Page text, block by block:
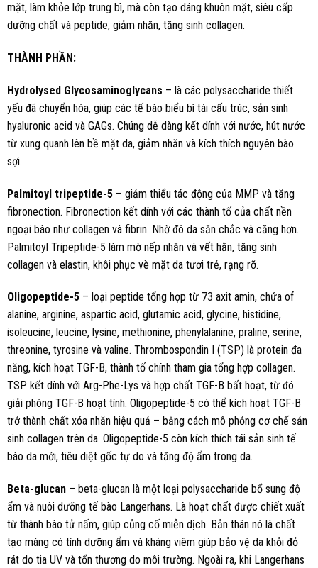
mặt, làm khỏe lớp trung bì, mà còn tạo dáng khuôn mặt, siêu cấp
dưỡng chất và peptide, giảm nhăn, tăng sinh collagen.
THÀNH PHẦN:
Hydrolysed Glycosaminoglycans – là các polysaccharide thiết
yếu đã chuyển hóa, giúp các tế bào biểu bì tái cấu trúc, sản sinh
hyaluronic acid và GAGs. Chúng dễ dàng kết dính với nước, hút nước
từ xung quanh lên bề mặt da, giảm nhăn và kích thích nguyên bào
sợi.
Palmitoyl tripeptide-5 – giảm thiểu tác động của MMP và tăng
fibronection. Fibronection kết dính với các thành tố của chất nền
ngoại bào như collagen và fibrin. Nhờ đó da săn chắc và căng hơn.
Palmitoyl Tripeptide-5 làm mờ nếp nhăn và vết hằn, tăng sinh
collagen và elastin, khôi phục vè mặt da tươi trẻ, rạng rỡ.
Oligopeptide-5 – loại peptide tổng hợp từ 73 axit amin, chứa of
alanine, arginine, aspartic acid, glutamic acid, glycine, histidine,
isoleucine, leucine, lysine, methionine, phenylalanine, praline, serine,
threonine, tyrosine và valine. Thrombospondin I (TSP) là protein đa
năng, kích hoạt TGF-B, thành tố chính tham gia tổng hợp collagen.
TSP kết dính với Arg-Phe-Lys và hợp chất TGF-B bất hoạt, từ đó
giải phóng TGF-B hoạt tính. Oligopeptide-5 có thể kích hoạt TGF-B
trở thành chất xóa nhăn hiệu quả – bằng cách mô phỏng cơ chế sản
sinh collagen trên da. Oligopeptide-5 còn kích thích tái sản sinh tế
bào da mới, tiêu diệt gốc tự do và tăng độ ẩm trong da.
Beta-glucan – beta-glucan là một loại polysaccharide bổ sung độ
ẩm và nuôi dưỡng tế bào Langerhans. Là hoạt chất được chiết xuất
từ thành bào tử nấm, giúp củng cố miễn dịch. Bản thân nó là chất
tạo màng có tính dưỡng ẩm và kháng viêm giúp bảo vệ da khỏi đỏ
rát do tia UV và tổn thương do môi trường. Ngoài ra, khi Langerhans